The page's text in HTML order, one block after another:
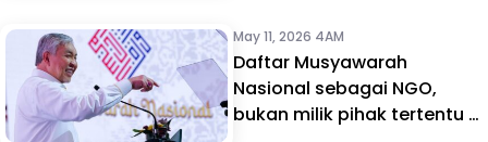
May 11, 2026 4AM
Daftar Musyawarah
Nasional sebagai NGO,
bukan milik pihak tertentu –